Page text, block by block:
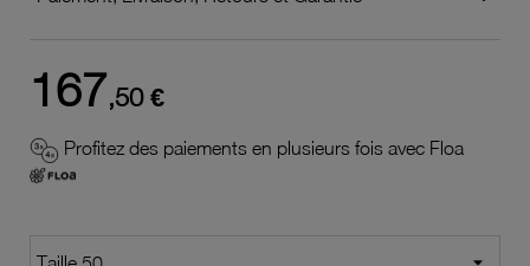
167,50 €
Profitez des paiements en plusieurs fois avec Floa